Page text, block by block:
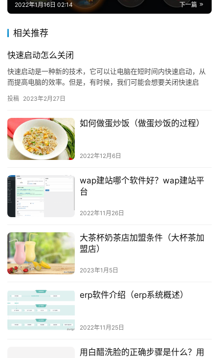
下一篇
2022年1月16日 02:14
相关推荐
快速启动怎么关闭
快速启动是一种新的技术，它可以让电脑在短时间内快速启动，从
而提高电脑的效率。但是，有时候，我们可能会想要关闭快速启
投稿 2023年2月27日
如何做蛋炒饭（做蛋炒饭的过程）
2022年12月6日
wap建站哪个软件好？wap建站平
台
2022年11月26日
大茶杯奶茶店加盟条件（大杯茶加
盟店）
2023年1月5日
erp软件介绍（erp系统概述）
2022年11月25日
用白醋洗脸的正确步骤是什么？用